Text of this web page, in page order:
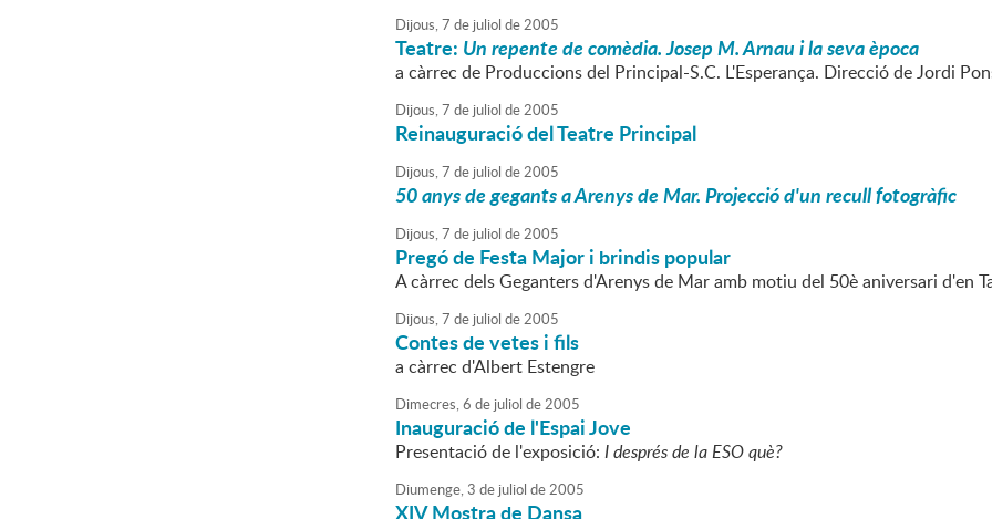
Dijous,7 de juliol de2005
Teatre: Un repente de comèdia. Josep M. Arnau i la seva època
a càrrec de Produccions del Principal-S.C. L'Esperança. Direcció de Jordi
Dijous,7 de juliol de2005
Reinauguració del Teatre Principal
Dijous,7 de juliol de2005
50 anys de gegants a Arenys de Mar. Projecció d'un recull fotogràfic
Dijous,7 de juliol de2005
Pregó de Festa Major i brindis popular
A càrrec dels Geganters d'Arenys de Mar amb motiu del 50è aniversari d'en
Dijous,7 de juliol de2005
Contes de vetes i fils
a càrrec d'Albert Estengre
Dimecres,6 de juliol de2005
Inauguració de l'Espai Jove
Presentació de l'exposició: I després de la ESO què?
Diumenge,3 de juliol de2005
XIV Mostra de Dansa